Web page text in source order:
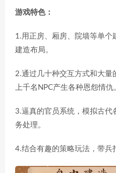
游戏特色：
1.用正房、厢房、院墙等单个
建造布局。
2.通过几十种交互方式和大量
上千名NPC产生各种恩怨情仇
3.逼真的官员系统，模拟古代
务处理。
4.结合有趣的策略玩法，带兵